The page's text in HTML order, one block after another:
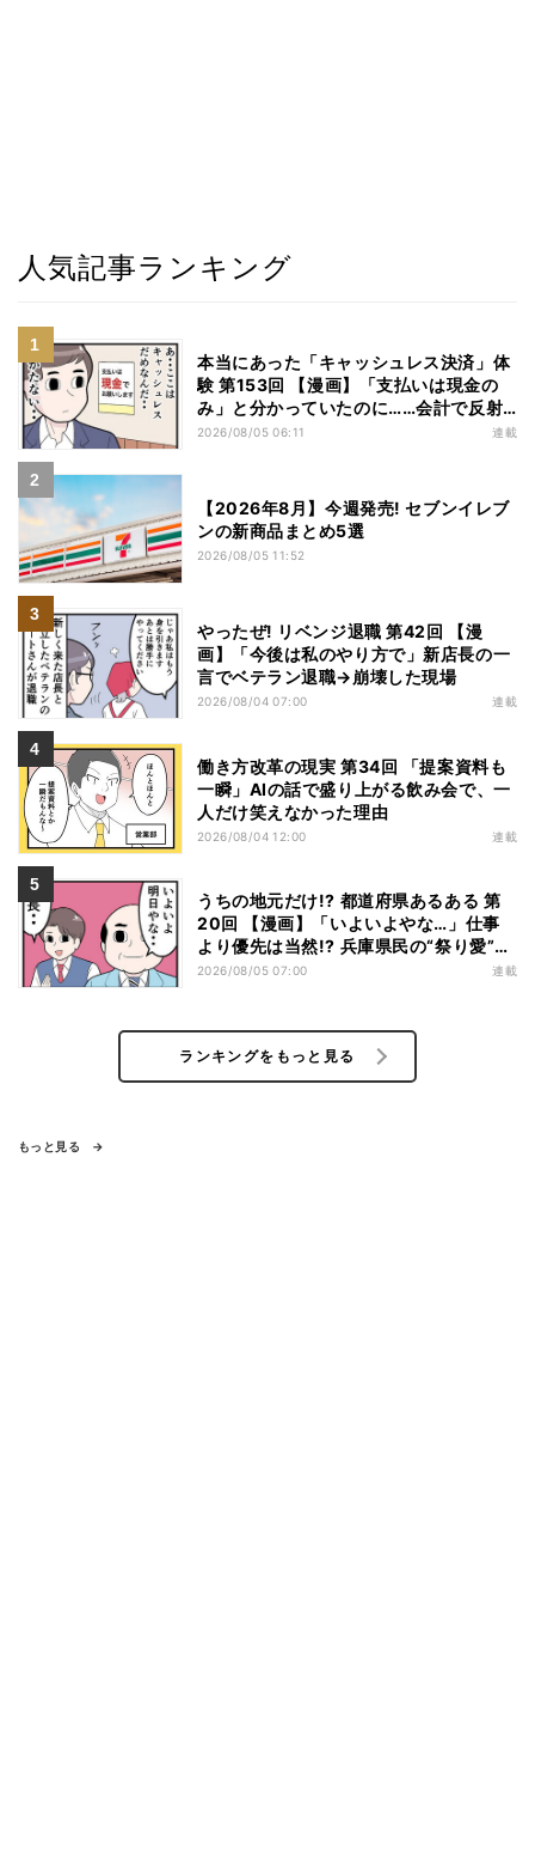
人気記事ランキング
本当にあった「キャッシュレス決済」体
験 第153回 【漫画】「支払いは現金の
み」と分かっていたのに……会計で反射
的に出してしまったものは
2026/08/05 06:11 連載
【2026年8月】今週発売! セブンイレブ
ンの新商品まとめ5選
2026/08/05 11:52
やったぜ! リベンジ退職 第42回 【漫
画】「今後は私のやり方で」新店長の一
言でベテラン退職→崩壊した現場
2026/08/04 07:00 連載
働き方改革の現実 第34回 「提案資料も
一瞬」AIの話で盛り上がる飲み会で、一
人だけ笑えなかった理由
2026/08/04 12:00 連載
うちの地元だけ!? 都道府県あるある 第
20回 【漫画】「いよいよやな…」仕事
より優先は当然!? 兵庫県民の“祭り愛”が
熱すぎた
2026/08/05 07:00 連載
ランキングをもっと見る
もっと見る